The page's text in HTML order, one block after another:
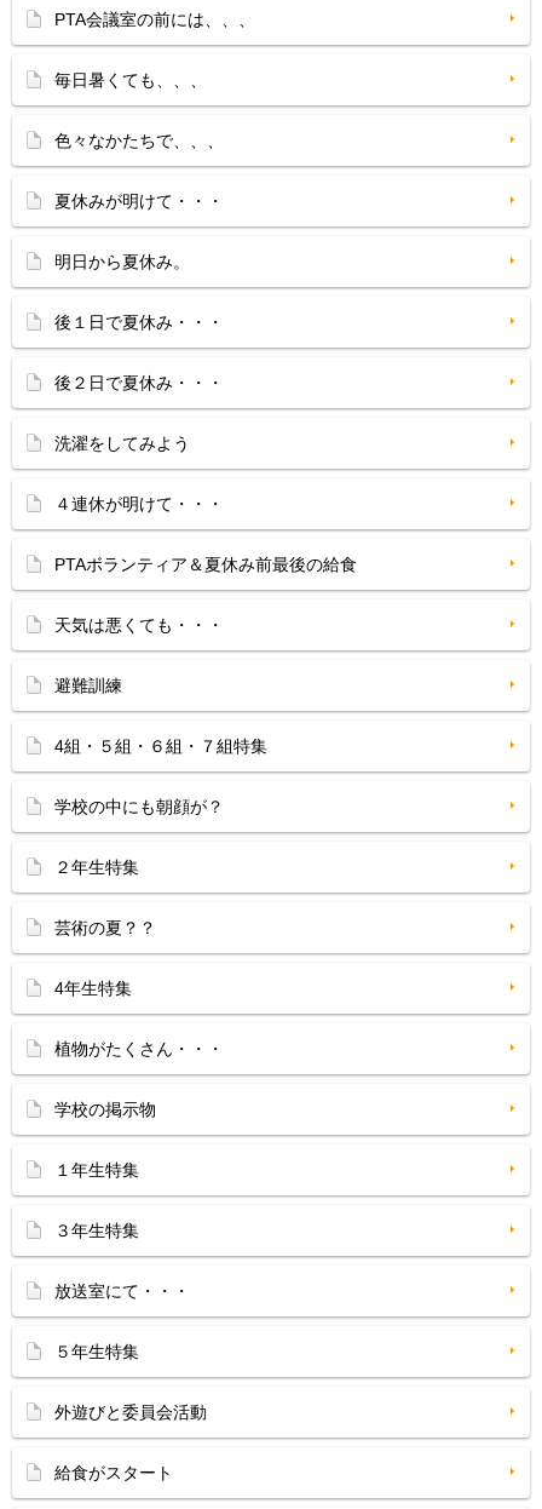
PTA会議室の前には、、、
毎日暑くても、、、
色々なかたちで、、、
夏休みが明けて・・・
明日から夏休み。
後１日で夏休み・・・
後２日で夏休み・・・
洗濯をしてみよう
４連休が明けて・・・
PTAボランティア＆夏休み前最後の給食
天気は悪くても・・・
避難訓練
4組・５組・６組・７組特集
学校の中にも朝顔が？
２年生特集
芸術の夏？？
4年生特集
植物がたくさん・・・
学校の掲示物
１年生特集
３年生特集
放送室にて・・・
５年生特集
外遊びと委員会活動
給食がスタート